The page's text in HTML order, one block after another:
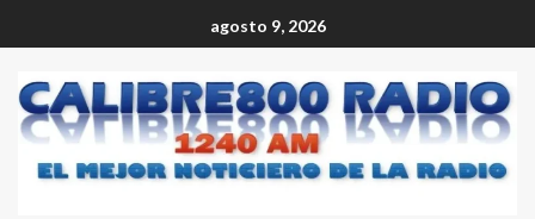
agosto 9, 2026